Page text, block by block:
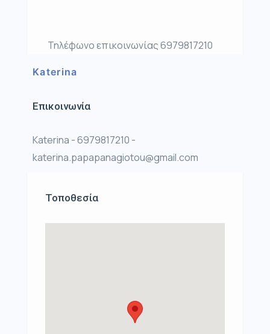
Τηλέφωνο επικοινωνίας 6979817210
Katerina
Επικοινωνία
Katerina - 6979817210 -
katerina.papapanagiotou@gmail.com
Τοποθεσία